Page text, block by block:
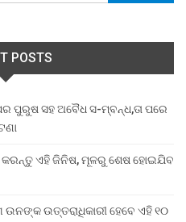
POSTS
ପୁରୁଷ ସହ ଅବୈଧ ସ-ମ୍ବନ୍ଧ,ତା ପରେ
କରନ୍ତୁ ଏହି ଜିନିଷ, ମୂଳରୁ ଶେଷ ହୋଇଯିବ
ଉତ୍ତରାଧିକାରୀ ହେବେ ଏହି ୧୦